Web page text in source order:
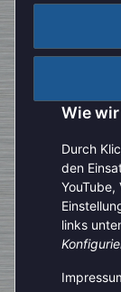
Wie
Durch
den
links
Aufgrund
Vertrag